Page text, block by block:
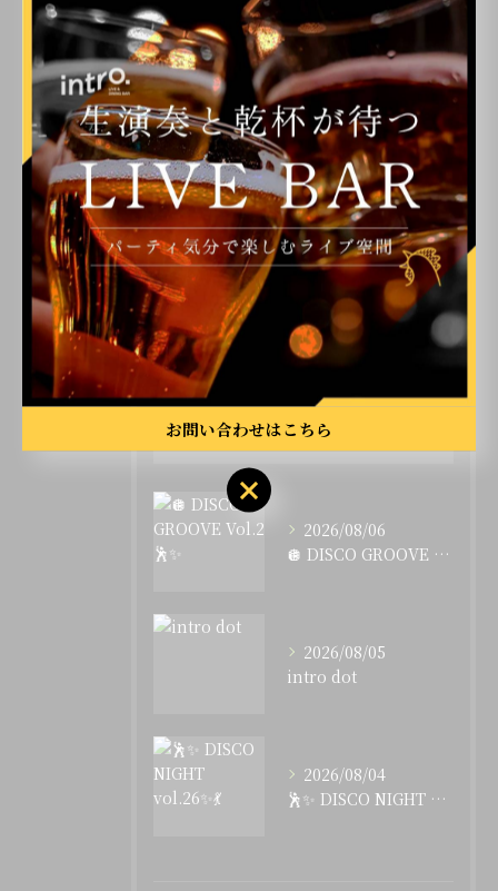
カテゴリー Categories
全てのカテゴリー
ライブ
二次会
イベント
カラオケ
飲み会
最近の投稿 Recent Posts
2026/08/06
🪩 DISCO GROOVE Vol.2 🕺✨
2026/08/05
intro dot
2026/08/04
🕺✨ DISCO NIGHT vol.26✨💃
お問い合わせはこちら